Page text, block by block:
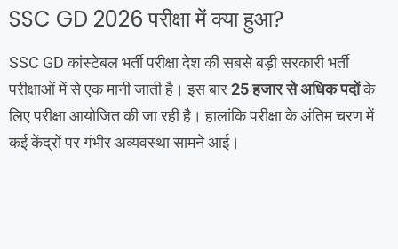
SSC GD 2026 परीक्षा में क्या हुआ?
SSC GD कांस्टेबल भर्ती परीक्षा देश की सबसे बड़ी सरकारी भर्ती
परीक्षाओं में से एक मानी जाती है। इस बार25 हजार से अधिक पदोंके
लिए परीक्षा आयोजित की जा रही है। हालांकि परीक्षा के अंतिम चरण में
कई केंद्रों पर गंभीर अव्यवस्था सामने आई।